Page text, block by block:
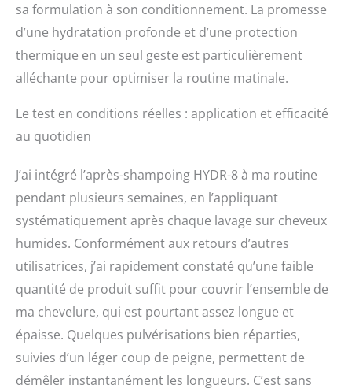
sa formulation à son conditionnement. La promesse
d’une hydratation profonde et d’une protection
thermique en un seul geste est particulièrement
alléchante pour optimiser la routine matinale.
Le test en conditions réelles : application et efficacité
au quotidien
J’ai intégré l’après-shampoing HYDR-8 à ma routine
pendant plusieurs semaines, en l’appliquant
systématiquement après chaque lavage sur cheveux
humides. Conformément aux retours d’autres
utilisatrices, j’ai rapidement constaté qu’une faible
quantité de produit suffit pour couvrir l’ensemble de
ma chevelure, qui est pourtant assez longue et
épaisse. Quelques pulvérisations bien réparties,
suivies d’un léger coup de peigne, permettent de
démêler instantanément les longueurs. C’est sans